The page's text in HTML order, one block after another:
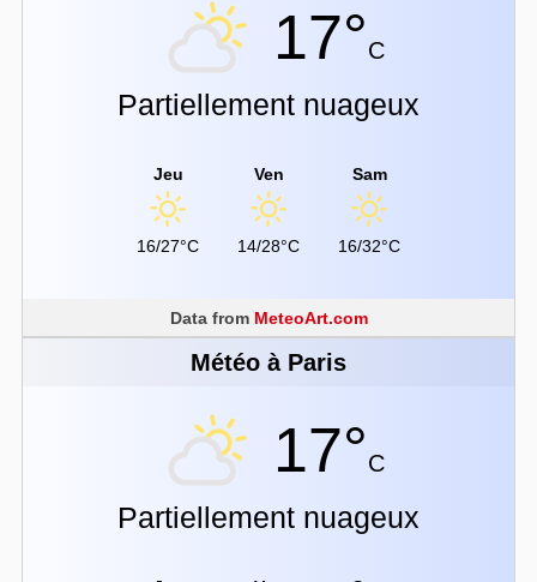
17°C
Partiellement nuageux
Jeu
16/27°C
Ven
14/28°C
Sam
16/32°C
Data from MeteoArt.com
Météo à Paris
17°C
Partiellement nuageux